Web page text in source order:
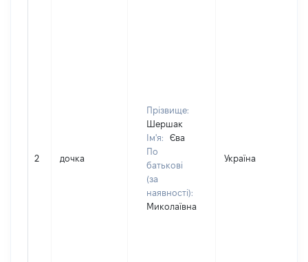
2 дочка
Прізвище:
Шершак
Ім'я:
Єва
По
батькові
(за
наявності):
Миколаївна
Україна